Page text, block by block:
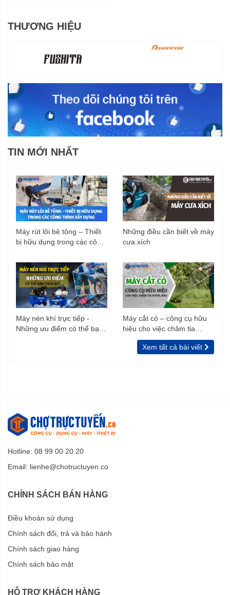
THƯƠNG HIỆU
TIN MỚI NHẤT
Máy rút lõi bê tông – Thiết
bị hữu dụng trong các công
Những điều cần biết về máy
cưa xích
Máy nén khí trực tiếp -
Những ưu điểm có thể bạn
Máy cắt cỏ – công cụ hữu
hiệu cho việc chăm tỉa
vườn, rào
Xem tất cả bài viết
Hotline: 08 99 00 20 20
Email: lienhe@chotructuyen.co
CHÍNH SÁCH BÁN HÀNG
Điều khoản sử dụng
Chính sách đổi, trả và bảo hành
Chính sách giao hàng
Chính sách bảo mật
HỖ TRỢ KHÁCH HÀNG